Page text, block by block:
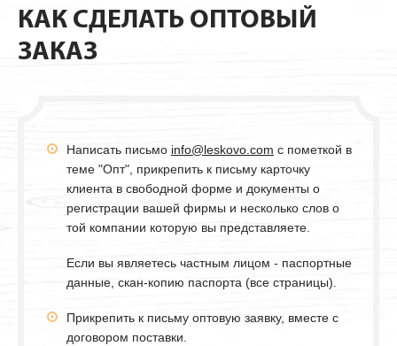
КАК СДЕЛАТЬ ОПТОВЫЙ
ЗАКАЗ
Написать письмо info@leskovo.com с пометкой в
теме "Опт", прикрепить к письму карточку
клиента в свободной форме и документы о
регистрации вашей фирмы и несколько слов о
той компании которую вы представляете.
Если вы являетесь частным лицом - паспортные
данные, скан-копию паспорта (все страницы).
Прикрепить к письму оптовую заявку, вместе с
договором поставки.